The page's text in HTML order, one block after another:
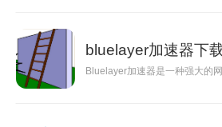
bluelayer加速器下
Bluelayer加速器是一种强大的